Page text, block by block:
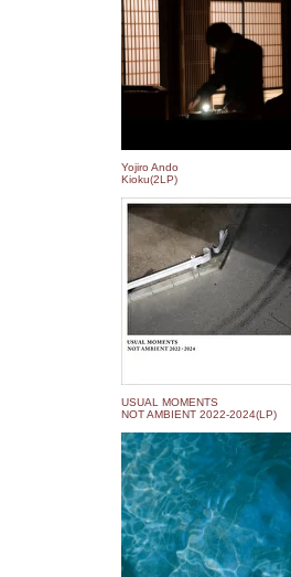
Yojiro Ando
Kioku(2LP)
USUAL MOMENTS
NOT AMBIENT 2022​-​2024(LP)